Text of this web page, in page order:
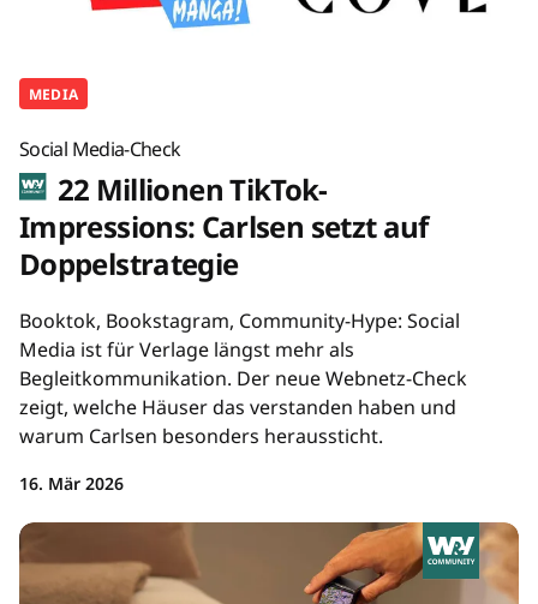
MEDIA
Social Media-Check
22 Millionen TikTok-
Impressions: Carlsen setzt auf
Doppelstrategie
Booktok, Bookstagram, Community-Hype: Social
Media ist für Verlage längst mehr als
Begleitkommunikation. Der neue Webnetz-Check
zeigt, welche Häuser das verstanden haben und
warum Carlsen besonders heraussticht.
16. Mär 2026